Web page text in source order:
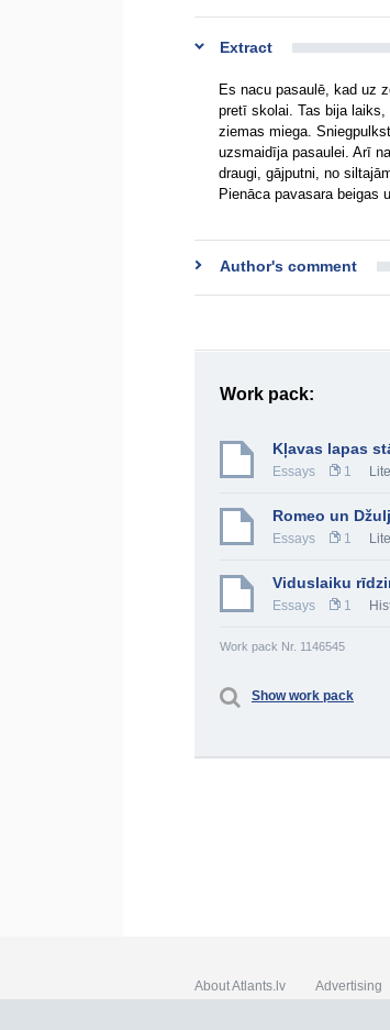
Extract
Es nacu pasaulē, kad uz
pretī skolai. Tas bija
ziemas miega.
uzsmaidīja pasaulei. Arī
draugi, gājputni, no
Pienāca pavasara beigas
Author's comment
Work pack:
Kļavas lapas
Essays 1
Romeo un
Essays 1
Viduslaiku
Essays 1
Work pack Nr. 1146545
Show work pack
About Atlants.lv Advertising